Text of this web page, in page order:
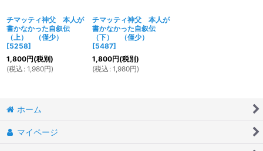
チマッティ神父 本人が
書かなかった自叙伝
（上） （僅少）
[5258]
1,800円(税別)
(税込 : 1,980円)
チマッティ神父 本人が
書かなかった自叙伝
（下） （僅少）
[5487]
1,800円(税別)
(税込 : 1,980円)
ホーム
マイページ